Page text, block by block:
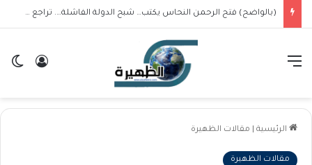
تسجيل القائمة
الرئيسية مقالات الظهيرة
مقالات الظهيرة